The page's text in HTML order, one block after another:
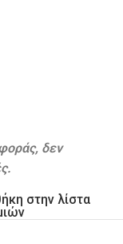
δεν
στην λίστα